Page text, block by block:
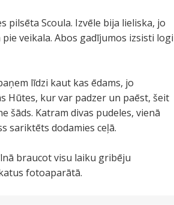
pilsēta Scoula. Izvēle bija lieliska, jo
veikala. Abos gadījumos izsisti logi
līdzi kaut kas ēdams, jo
Hūtes, kur var padzer un paēst, šeit
šāds. Katram divas pudeles, vienā
sariktēts dodamies ceļā.
braucot visu laiku gribēju
fotoaparātā.